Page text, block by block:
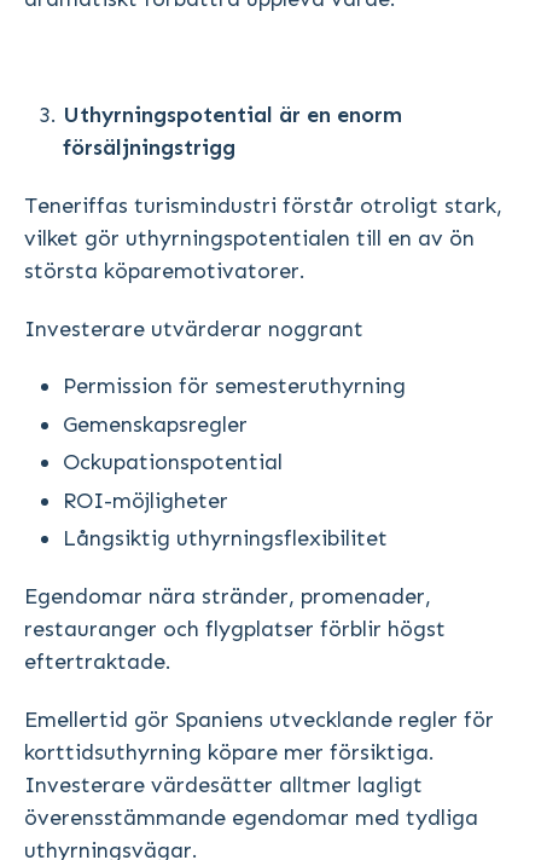
Uthyrningspotential är en enorm
försäljningstrigg
Teneriffas turismindustri förstår otroligt stark,
vilket gör uthyrningspotentialen till en av ön
största köparemotivatorer.
Investerare utvärderar noggrant
Permission för semesteruthyrning
Gemenskapsregler
Ockupationspotential
ROI-möjligheter
Långsiktig uthyrningsflexibilitet
Egendomar nära stränder, promenader,
restauranger och flygplatser förblir högst
eftertraktade.
Emellertid gör Spaniens utvecklande regler för
korttidsuthyrning köpare mer försiktiga.
Investerare värdesätter alltmer lagligt
överensstämmande egendomar med tydliga
uthyrningsvägar.